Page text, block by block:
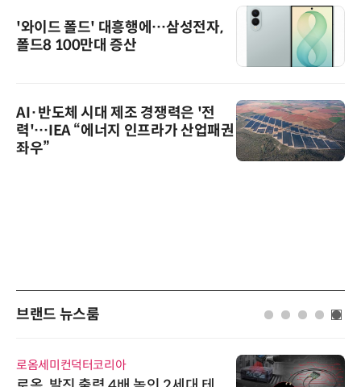
'와이드 폴드' 대흥행에…삼성전자,
폴드8 100만대 증산
AI·반도체 시대 제조 경쟁력은 '전
력'…IEA “에너지 인프라가 산업패권
좌우”
브랜드 뉴스룸
로옴세미컨덕터코리아